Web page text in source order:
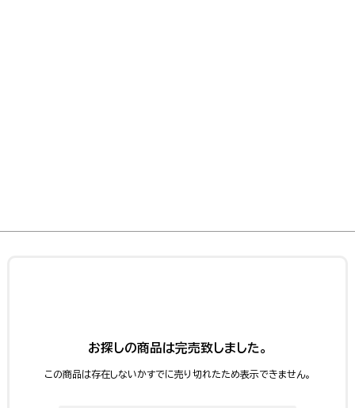
お探しの商品は完売致しました。
この商品は存在しないかすでに売り切れたため表示できません。